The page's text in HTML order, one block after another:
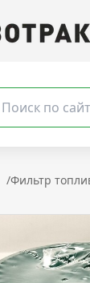
/Фильтр